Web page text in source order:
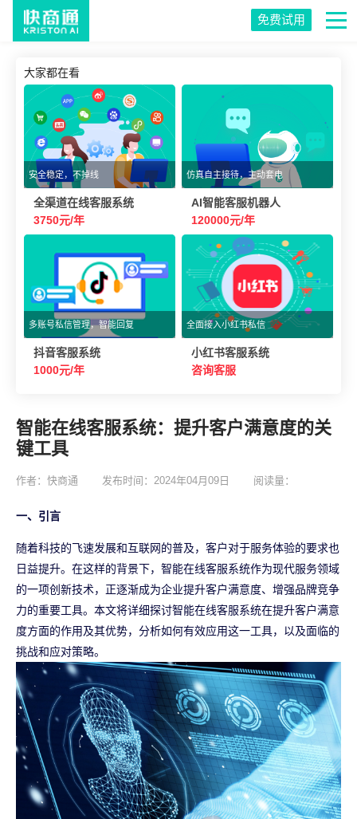
免费试用
大家都在看
安全稳定，不掉线
全渠道在线客服系统
3750元/年
仿真自主接待，主动套电
AI智能客服机器人
120000元/年
多账号私信管理，智能回复
抖音客服系统
1000元/年
全面接入小红书私信
小红书客服系统
咨询客服
智能在线客服系统：提升客户满意度的关
键工具
作者：快商通 发布时间：2024年04月09日 阅读量：
一、引言
随着科技的飞速发展和互联网的普及，客户对于服务体验的要求也
日益提升。在这样的背景下，智能在线客服系统作为现代服务领域
的一项创新技术，正逐渐成为企业提升客户满意度、增强品牌竞争
力的重要工具。本文将详细探讨智能在线客服系统在提升客户满意
度方面的作用及其优势，分析如何有效应用这一工具，以及面临的
挑战和应对策略。